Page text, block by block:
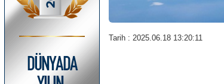
Tarih : 2025.06.18 13:20:11